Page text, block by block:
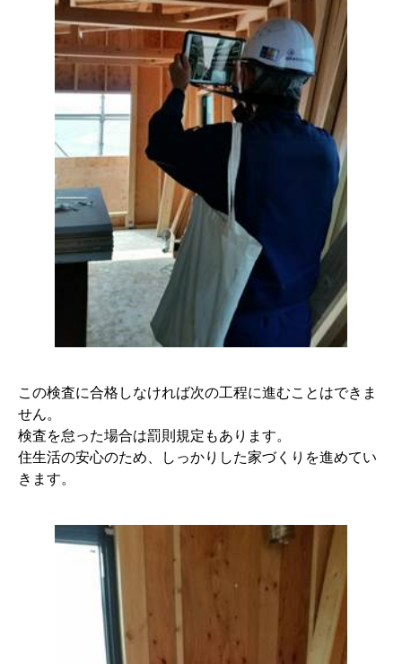
この検査に合格しなければ次の工程に進むことはできま
せん。
検査を怠った場合は罰則規定もあります。
住生活の安心のため、しっかりした家づくりを進めてい
きます。